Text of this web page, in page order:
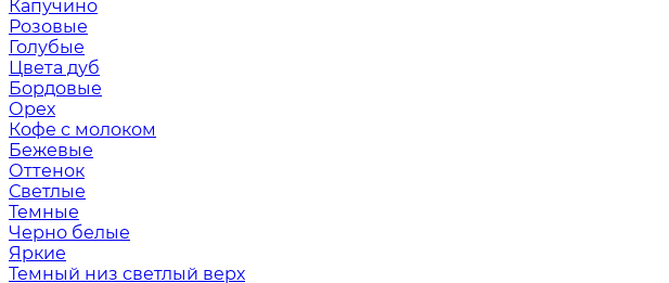
Капучино
Розовые
Голубые
Цвета дуб
Бордовые
Орех
Кофе с молоком
Бежевые
Оттенок
Светлые
Темные
Черно белые
Яркие
Темный низ светлый верх